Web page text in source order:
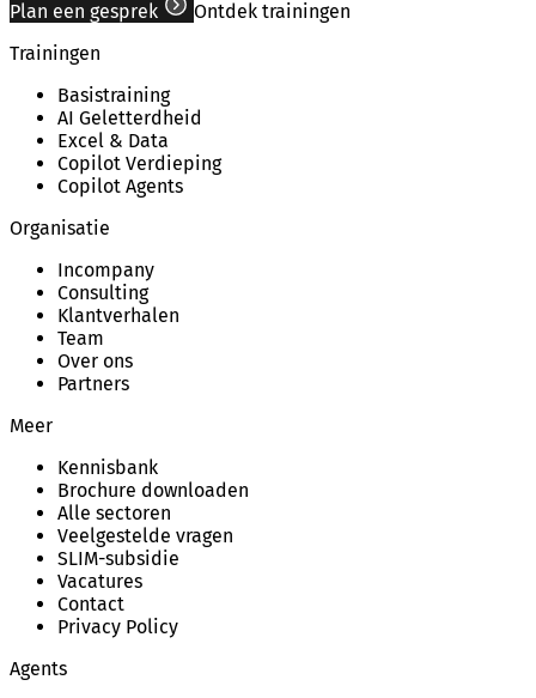
Plan een gesprek
Ontdek trainingen
Trainingen
Basistraining
AI Geletterdheid
Excel & Data
Copilot Verdieping
Copilot Agents
Organisatie
Incompany
Consulting
Klantverhalen
Team
Over ons
Partners
Meer
Kennisbank
Brochure downloaden
Alle sectoren
Veelgestelde vragen
SLIM-subsidie
Vacatures
Contact
Privacy Policy
Agents